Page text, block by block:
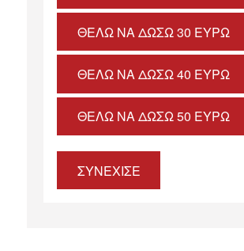
ΘΈΛΩ ΝΑ ΔΏΣΩ 30 ΕΥΡΏ
ΘΈΛΩ ΝΑ ΔΏΣΩ 40 ΕΥΡΏ
ΘΈΛΩ ΝΑ ΔΏΣΩ 50 ΕΥΡΏ
ΣΥΝΕΧΙΣΕ